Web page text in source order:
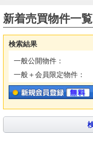
新着売買物件一覧
検索結果
一般公開物件：
一般＋会員限定物件：